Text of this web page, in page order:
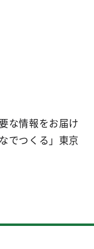
な情報をお届け
でつくる」東京